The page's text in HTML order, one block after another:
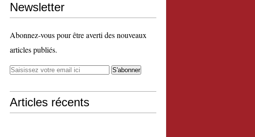
Newsletter
Abonnez-vous pour être averti des nouveaux
articles publiés.
Articles récents